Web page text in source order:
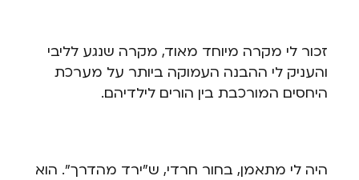
זכור לי מקרה מיוחד מאוד, מקרה שנגע לליבי
והעניק לי ההבנה העמוקה ביותר על מערכת
היחסים המורכבת בין הורים לילדיהם.
היה לי מתאמן, בחור חרדי, ש"ירד מהדרך". הוא